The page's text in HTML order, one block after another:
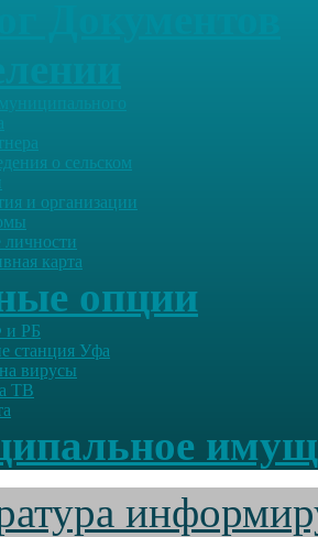
о сельском
и организации
карта
опции
и РБ
станция Уфа
вирусы
ТВ